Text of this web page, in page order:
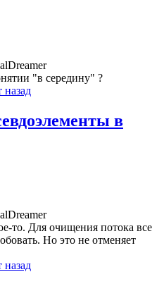
"в середину" ?
назад
в
то. Для очищения потока все
Но это не отменяет
назад